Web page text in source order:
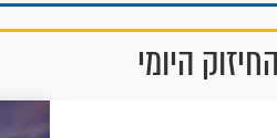
היומי